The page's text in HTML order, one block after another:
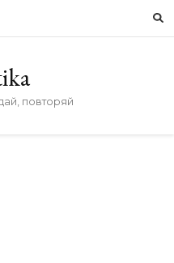
повторяй